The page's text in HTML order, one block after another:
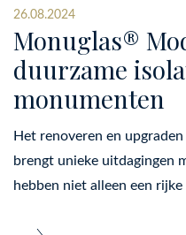
26.08.2024
Monuglas®
duurzame
monumenten
Het renoveren en
brengt unieke uitdagingen
hebben niet alleen een